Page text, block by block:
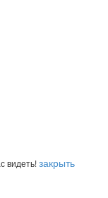
видеть!закрыть